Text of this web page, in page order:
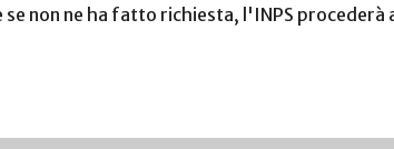
non ne ha fatto richiesta, l'INPS procederà